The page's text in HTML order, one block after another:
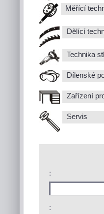
Měřící
Dělící
Technika
Dílenské
Zařízení
Servis
:
: